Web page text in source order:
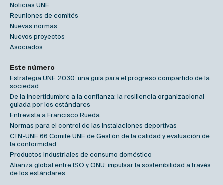
Noticias UNE
Reuniones de comités
Nuevas normas
Nuevos proyectos
Asociados
Este número
Estrategia UNE 2030: una guía para el progreso compartido de la
sociedad
De la incertidumbre a la confianza: la resiliencia organizacional
guiada por los estándares
Entrevista a Francisco Rueda
Normas para el control de las instalaciones deportivas
CTN-UNE 66 Comité UNE de Gestión de la calidad y evaluación de
la conformidad
Productos industriales de consumo doméstico
Alianza global entre ISO y ONU: impulsar la sostenibilidad a través
de los estándares